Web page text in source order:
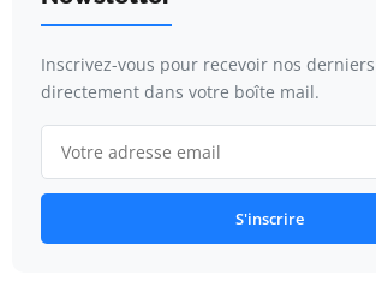
Inscrivez-vous pour recevoir nos
directement dans votre boîte mail.
S'inscrire